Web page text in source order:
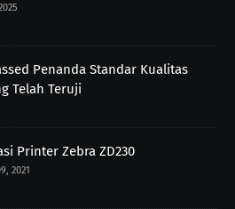
Penanda Standar Kualitas
Telah Teruji
Printer Zebra ZD230
2021